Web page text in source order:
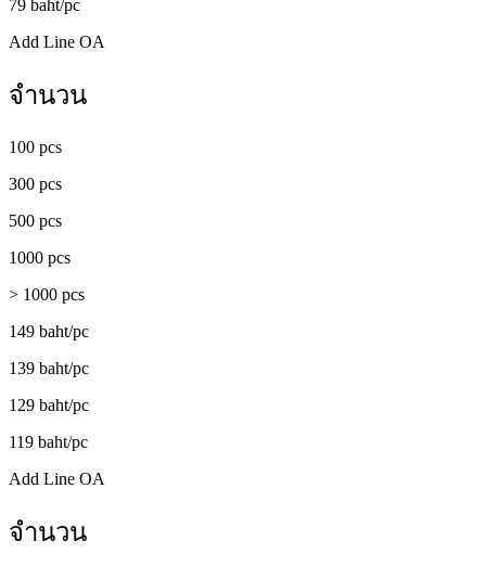
79 baht/pc
Add Line OA
จำนวน
100 pcs
300 pcs
500 pcs
1000 pcs
> 1000 pcs
149 baht/pc
139 baht/pc
129 baht/pc
119 baht/pc
Add Line OA
จำนวน